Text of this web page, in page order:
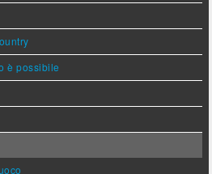
è possibile